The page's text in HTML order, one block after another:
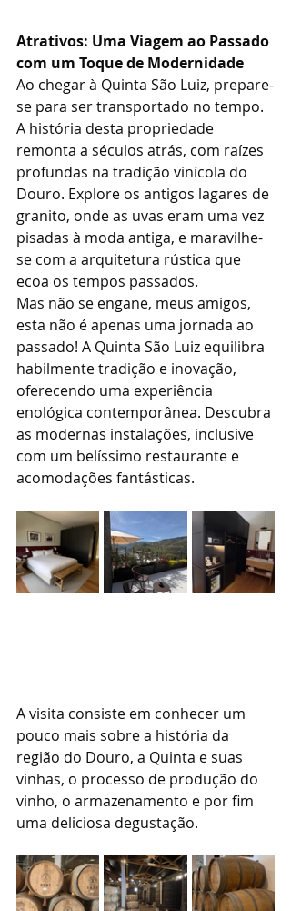
Atrativos: Uma Viagem ao Passado
com um Toque de Modernidade
Ao chegar à Quinta São Luiz, prepare-
se para ser transportado no tempo.
A história desta propriedade
remonta a séculos atrás, com raízes
profundas na tradição vinícola do
Douro. Explore os antigos lagares de
granito, onde as uvas eram uma vez
pisadas à moda antiga, e maravilhe-
se com a arquitetura rústica que
ecoa os tempos passados.
Mas não se engane, meus amigos,
esta não é apenas uma jornada ao
passado! A Quinta São Luiz equilibra
habilmente tradição e inovação,
oferecendo uma experiência
enológica contemporânea. Descubra
as modernas instalações, inclusive
com um belíssimo restaurante e
acomodações fantásticas.
A visita consiste em conhecer um
pouco mais sobre a história da
região do Douro, a Quinta e suas
vinhas, o processo de produção do
vinho, o armazenamento e por fim
uma deliciosa degustação.